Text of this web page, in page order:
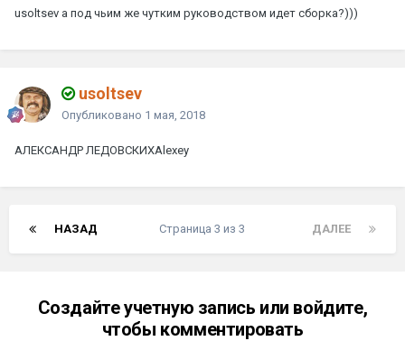
usoltsev а под чьим же чутким руководством идет сборка?)))
usoltsev
Опубликовано 1 мая, 2018
АЛЕКСАНДР ЛЕДОВСКИХAlexey
НАЗАД ДАЛЕЕ
Страница 3 из 3
Создайте учетную запись или войдите,
чтобы комментировать